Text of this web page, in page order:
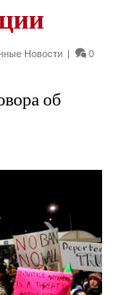
Новости | 0
об